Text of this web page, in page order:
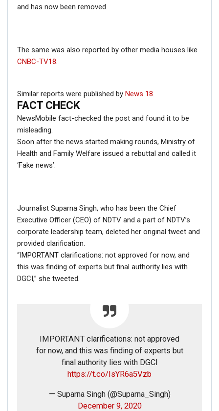
and has now been removed.
The same was also reported by other media houses like
CNBC-TV18
Similar reports were published by News 18
FACT CHECK
NewsMobile fact-checked the post and found it to be
misleading.
Soon after the news started making rounds, Ministry of
Health and Family Welfare issued a rebuttal and called it
‘Fake news’.
Journalist Suparna Singh, who has been the Chief
Executive Officer (CEO) of NDTV and a part of NDTV’s
corporate leadership team, deleted her original tweet and
provided clarification.
“IMPORTANT clarifications: not approved for now, and
this was finding of experts but final authority lies with
DGCI,” she tweeted.
IMPORTANT clarifications: not approved
for now, and this was finding of experts but
final authority lies with DGCI
https://t.co/IsYR6a5Vzb
— Suparna Singh (@Suparna_Singh)
December 9, 2020